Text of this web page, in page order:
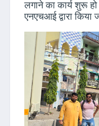
लगाने का कार्य शुरू
एनएचआई द्वारा किया